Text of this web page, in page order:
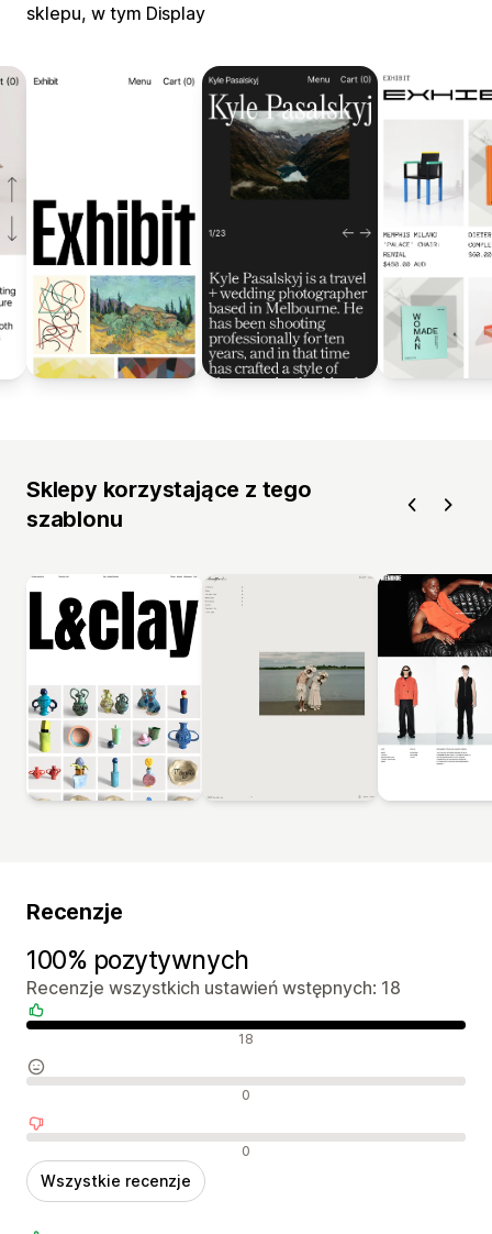
sklepu, w tym Display
Sklepy korzystające z tego
szablonu
Recenzje
100% pozytywnych
Recenzje wszystkich ustawień wstępnych: 18
Pozytywne recenzje 18
Neutralne recenzje 0
Negatywne recenzje 0
Wszystkie recenzje